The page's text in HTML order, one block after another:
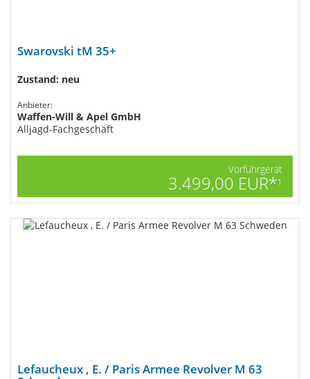
Swarovski tM 35+
Zustand: neu
Anbieter:
Waffen-Will & Apel GmbH
Alljagd-Fachgeschäft
Vorführgerät
3.499,00 EUR*1
Lefaucheux , E. / Paris Armee Revolver M 63